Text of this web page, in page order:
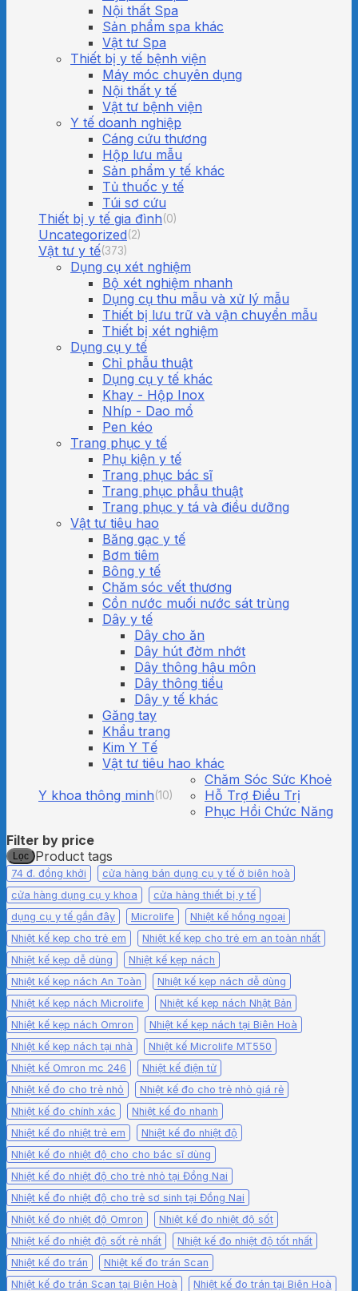
Nội thất Spa
Sản phẩm spa khác
Vật tư Spa
Thiết bị y tế bệnh viện
Máy móc chuyên dụng
Nội thất y tế
Vật tư bệnh viện
Y tế doanh nghiệp
Cáng cứu thương
Hộp lưu mẫu
Sản phẩm y tế khác
Tủ thuốc y tế
Túi sơ cứu
Thiết bị y tế gia đình(0)
Uncategorized(2)
Vật tư y tế(373)
Dụng cụ xét nghiệm
Bộ xét nghiệm nhanh
Dụng cụ thu mẫu và xử lý mẫu
Thiết bị lưu trữ và vận chuyển mẫu
Thiết bị xét nghiệm
Dụng cụ y tế
Chỉ phẫu thuật
Dụng cụ y tế khác
Khay - Hộp Inox
Nhíp - Dao mổ
Pen kéo
Trang phục y tế
Phụ kiện y tế
Trang phục bác sĩ
Trang phục phẫu thuật
Trang phục y tá và điều dưỡng
Vật tư tiêu hao
Băng gạc y tế
Bơm tiêm
Bông y tế
Chăm sóc vết thương
Cồn nước muối nước sát trùng
Dây y tế
Dây cho ăn
Dây hút đờm nhớt
Dây thông hậu môn
Dây thông tiểu
Dây y tế khác
Găng tay
Khẩu trang
Kim Y Tế
Vật tư tiêu hao khác
Y khoa thông minh(10)
Chăm Sóc Sức Khoẻ
Hỗ Trợ Điều Trị
Phục Hồi Chức Năng
Filter by price
Lọc Product tags
74 đ. đồng khởi
cửa hàng bán dụng cụ y tế ở biên hoà
cửa hàng dụng cụ y khoa
cửa hàng thiết bị y tế
dụng cụ y tế gần đây
Microlife
Nhiệt kế hồng ngoại
Nhiệt kế kẹp cho trẻ em
Nhiệt kế kẹp cho trẻ em an toàn nhất
Nhiệt kế kẹp dễ dùng
Nhiệt kế kẹp nách
Nhiệt kế kẹp nách An Toàn
Nhiệt kế kẹp nách dễ dùng
Nhiệt kế kẹp nách Microlife
Nhiệt kế kẹp nách Nhật Bản
Nhiệt kế kẹp nách Omron
Nhiệt kế kẹp nách tại Biên Hoà
Nhiệt kế kẹp nách tại nhà
Nhiệt kế Microlife MT550
Nhiệt kế Omron mc 246
Nhiệt kế điện tử
Nhiệt kế đo cho trẻ nhỏ
Nhiệt kế đo cho trẻ nhỏ giá rẻ
Nhiệt kế đo chính xác
Nhiệt kế đo nhanh
Nhiệt kế đo nhiệt trẻ em
Nhiệt kế đo nhiệt độ
Nhiệt kế đo nhiệt độ cho cho bác sĩ dùng
Nhiệt kế đo nhiệt độ cho trẻ nhỏ tại Đồng Nai
Nhiệt kế đo nhiệt độ cho trẻ sơ sinh tại Đồng Nai
Nhiệt kế đo nhiệt độ Omron
Nhiệt kế đo nhiệt độ sốt
Nhiệt kế đo nhiệt độ sốt rẻ nhất
Nhiệt kế đo nhiệt độ tốt nhất
Nhiệt kế đo trán
Nhiệt kế đo trán Scan
Nhiệt kế đo trán Scan tại Biên Hoà
Nhiệt kế đo trán tại Biên Hoà